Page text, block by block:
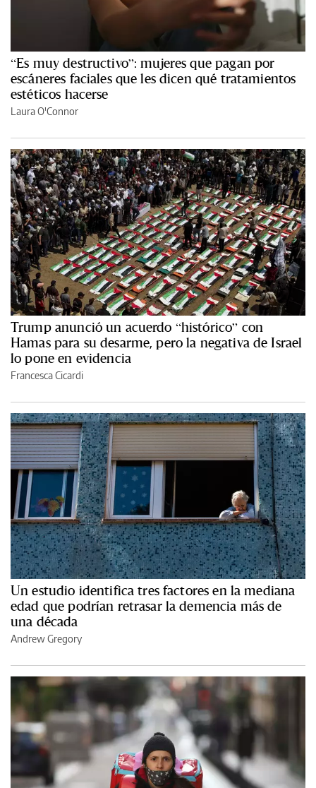
“Es muy destructivo”: mujeres que pagan por
escáneres faciales que les dicen qué tratamientos
estéticos hacerse
Laura O'Connor
Trump anunció un acuerdo “histórico” con
Hamas para su desarme, pero la negativa de Israel
lo pone en evidencia
Francesca Cicardi
Un estudio identifica tres factores en la mediana
edad que podrían retrasar la demencia más de
una década
Andrew Gregory